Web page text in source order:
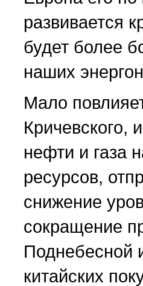
развивается
будет более
наших
Мало
Кричевского,
нефти и газа
ресурсов,
снижение
сокращение
Поднебесной
китайских